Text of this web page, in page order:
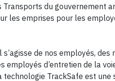
du gouvernement
les emprises pour les
de nos employés,
employés d’entretien de la
TrackSafe est